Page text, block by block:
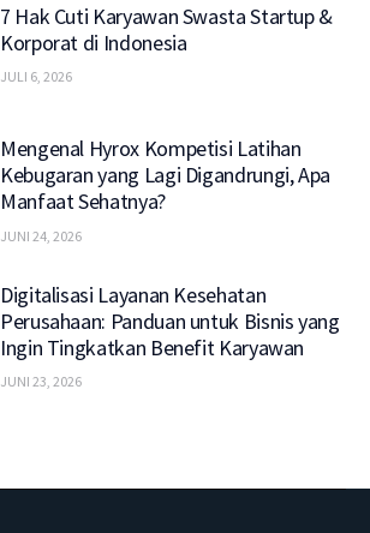
7 Hak Cuti Karyawan Swasta Startup &
Korporat di Indonesia
JULI 6, 2026
Mengenal Hyrox Kompetisi Latihan
Kebugaran yang Lagi Digandrungi, Apa
Manfaat Sehatnya?
JUNI 24, 2026
Digitalisasi Layanan Kesehatan
Perusahaan: Panduan untuk Bisnis yang
Ingin Tingkatkan Benefit Karyawan
JUNI 23, 2026